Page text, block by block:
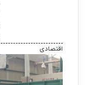
اقتصادی